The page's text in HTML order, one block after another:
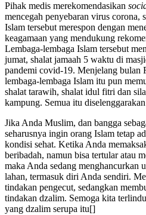
Pihak medis merekomendasikan
mencegah penyebaran virus corona,
Islam tersebut merespon dengan
keagamaan yang mendukung
Lembaga-lembaga Islam tersebut
jumat, shalat jamaah 5 waktu di
pandemi covid-19. Menjelang bulan
lembaga-lembaga Islam itu pun
shalat tarawih, shalat idul fitri dan
kampung. Semua itu
Jika Anda Muslim, dan bangga
seharusnya ingin orang Islam tetap
kondisi sehat. Ketika Anda
beribadah, namun bisa tertular atau
maka Anda sedang menghancurkan
lahan, termasuk diri Anda sendiri.
tindakan pengecut, sedangkan
tindakan dzalim. Semoga kita
yang dzalim serupa itu[]